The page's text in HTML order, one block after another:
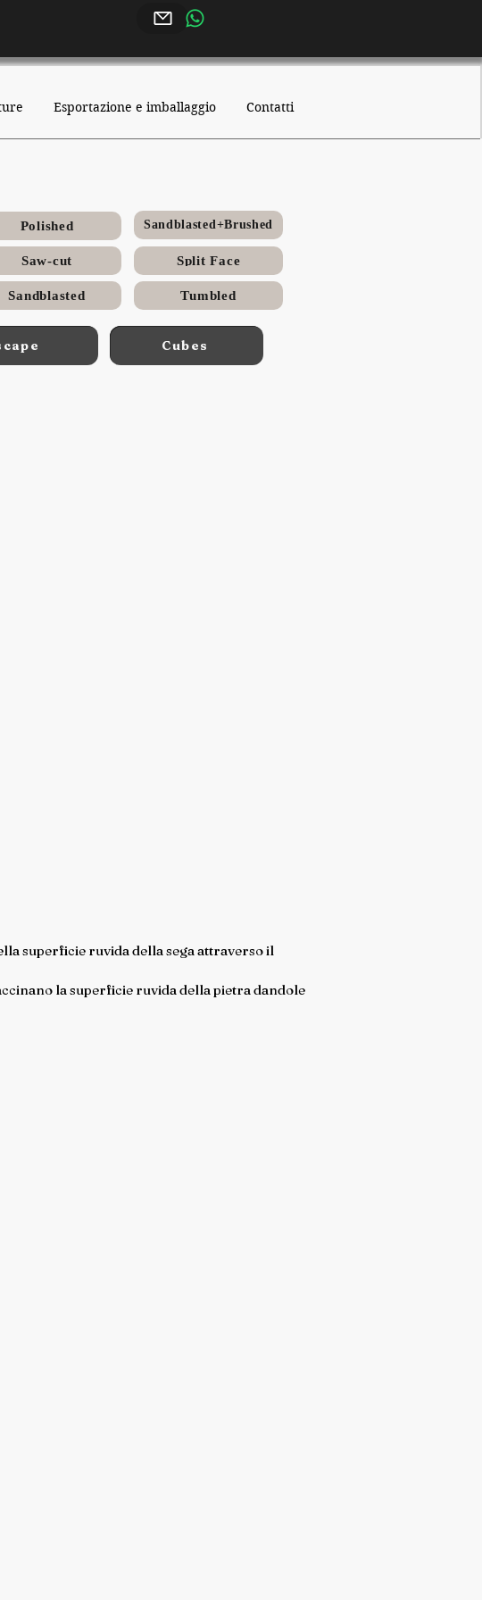
Esportazione e imballaggio Contatti
Polished
Saw-cut
Sandblasted
Sandblasted+Brushed
Split Face
Tumbled
Cubes
superficie ruvida della sega attraverso il
la superficie ruvida della pietra dandole